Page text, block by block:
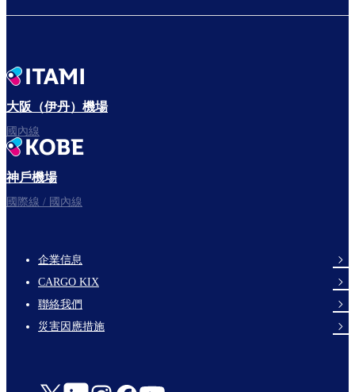
大阪（伊丹）機場
國內線
神戶機場
國際線 / 國內線
footer-
links-
en-
企業信息
CARGO KIX
聯絡我們
災害因應措施